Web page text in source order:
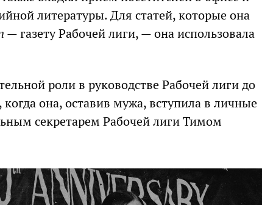
литературы. Для статей, которые она
— газету Рабочей лиги, — она использовала
роли в руководстве Рабочей лиги до
она, оставив мужа, вступила в личные
секретарем Рабочей лиги Тимом